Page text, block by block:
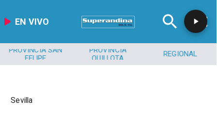
EN VIVO
PROVINCIA SAN
FELIPE
PROVINCIA
QUILLOTA
REGIONAL
Sevilla